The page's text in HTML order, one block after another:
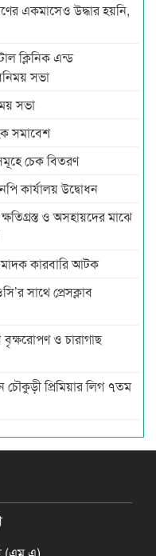
একমাসেও উদ্ধার হয়নি,
ক্লিনিক এন্ড
সভা
সভা
সমাবেশ
চেক বিতরণ
কার্যালয় উদ্বোধন
ও অসহায়দের মাঝে
মাদক কারবারি আটক
সাথে প্রেসক্লাব
ও চারাগাছ
প্রিমিয়ার লিগ ৭তম